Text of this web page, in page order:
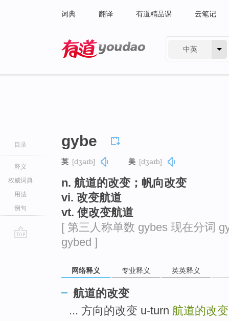
词典 翻译 有道精品课 云笔记
中英
目录
释义
权威词典
用法
例句
gybe
英 [dʒaɪb] 美 [dʒaɪb]
n. 航道的改变；帆向改变
vi. 改变航道
vt. 使改变航道
[ 第三人称单数 gybes 现在分词
gybed ]
网络释义 专业释义 英英释义
航道的改变
... 方向的改变 u-turn 航道的改